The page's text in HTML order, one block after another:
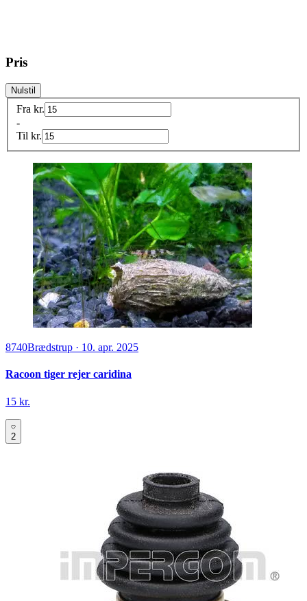
Pris
Nulstil
Fra kr.
-
Til kr.
8740Brædstrup · 10. apr. 2025
Racoon tiger rejer caridina
15 kr.
2